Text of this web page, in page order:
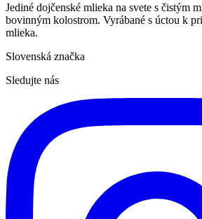
Jediné dojčenské mlieka na svete s čistým
bovinným kolostrom. Vyrábané s úctou k
mlieka.
Slovenská značka
Sledujte nás